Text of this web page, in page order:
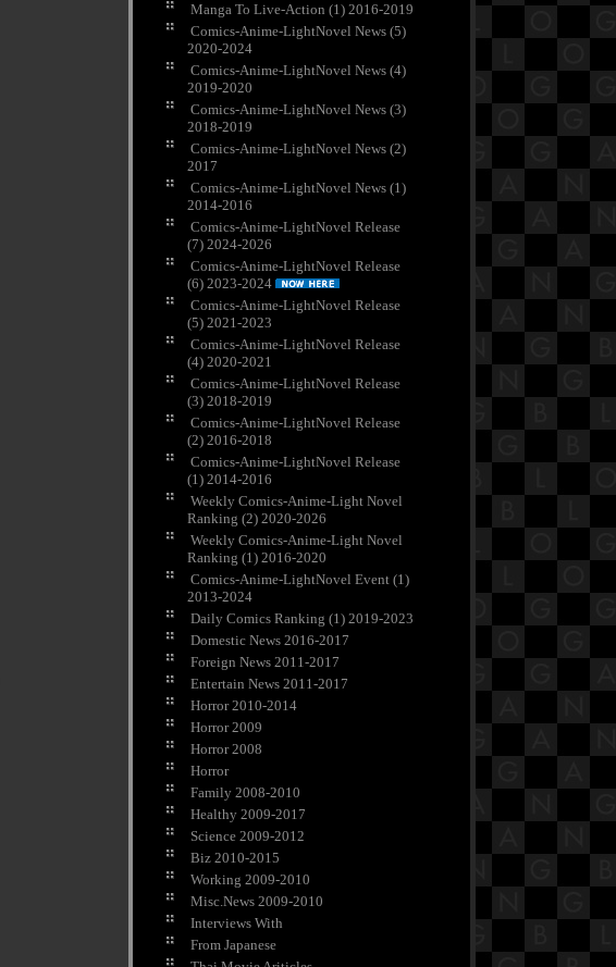
Manga To Live-Action (1) 2016-2019
Comics-Anime-LightNovel News (5)
2020-2024
Comics-Anime-LightNovel News (4)
2019-2020
Comics-Anime-LightNovel News (3)
2018-2019
Comics-Anime-LightNovel News (2)
2017
Comics-Anime-LightNovel News (1)
2014-2016
Comics-Anime-LightNovel Release
(7) 2024-2026
Comics-Anime-LightNovel Release
(6) 2023-2024
Comics-Anime-LightNovel Release
(5) 2021-2023
Comics-Anime-LightNovel Release
(4) 2020-2021
Comics-Anime-LightNovel Release
(3) 2018-2019
Comics-Anime-LightNovel Release
(2) 2016-2018
Comics-Anime-LightNovel Release
(1) 2014-2016
Weekly Comics-Anime-Light Novel
Ranking (2) 2020-2026
Weekly Comics-Anime-Light Novel
Ranking (1) 2016-2020
Comics-Anime-LightNovel Event (1)
2013-2024
Daily Comics Ranking (1) 2019-2023
Domestic News 2016-2017
Foreign News 2011-2017
Entertain News 2011-2017
Horror 2010-2014
Horror 2009
Horror 2008
Horror
Family 2008-2010
Healthy 2009-2017
Science 2009-2012
Biz 2010-2015
Working 2009-2010
Misc.News 2009-2010
Interviews With
From Japanese